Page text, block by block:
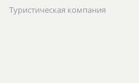
Туристическая компания